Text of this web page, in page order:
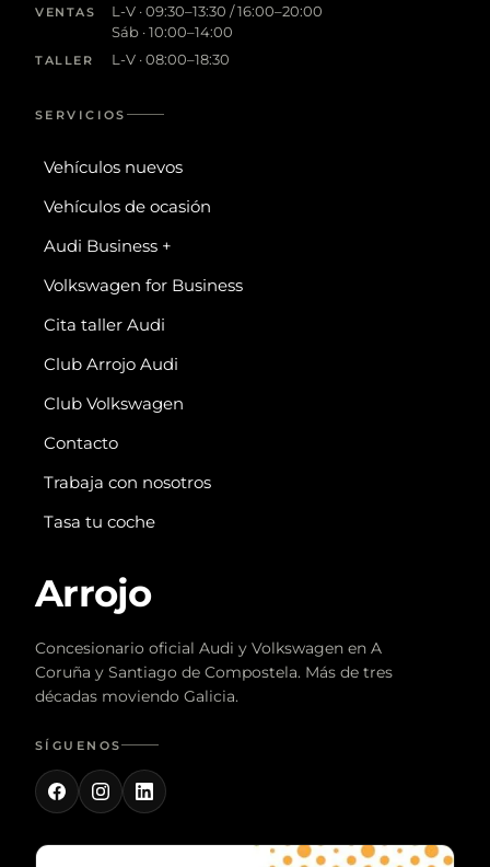
VENTAS
L-V · 09:30–13:30 / 16:00–20:00
Sáb · 10:00–14:00
TALLER L-V · 08:00–18:30
SERVICIOS
Vehículos nuevos
Vehículos de ocasión
Audi Business +
Volkswagen for Business
Cita taller Audi
Club Arrojo Audi
Club Volkswagen
Contacto
Trabaja con nosotros
Tasa tu coche
Arrojo
Concesionario oficial Audi y Volkswagen en A
Coruña y Santiago de Compostela. Más de tres
décadas moviendo Galicia.
SÍGUENOS